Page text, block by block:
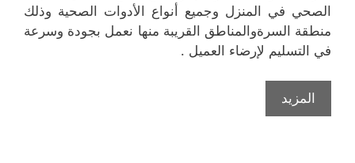
الصحي في المنزل وجميع أنواع الأدوات الصحية وذلك
منطقة السرةوالمناطق القريبة منها نعمل بجودة وسرعة
في التسليم لإرضاء العميل .
المزيد